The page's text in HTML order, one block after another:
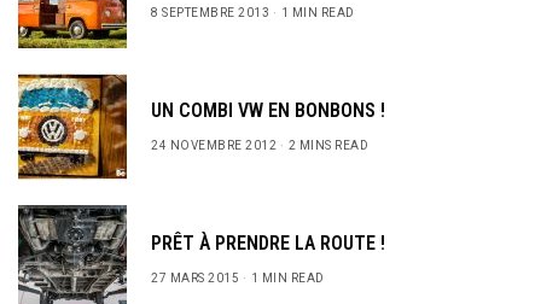
8 SEPTEMBRE 2013 1 MIN READ
UN COMBI VW EN BONBONS !
24 NOVEMBRE 2012 2 MINS READ
PRÊT À PRENDRE LA ROUTE !
27 MARS 2015 1 MIN READ